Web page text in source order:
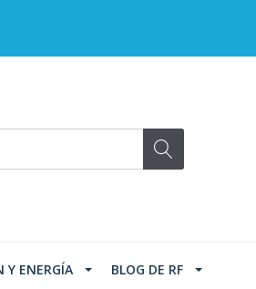
Y ENERGÍA BLOG DE RF